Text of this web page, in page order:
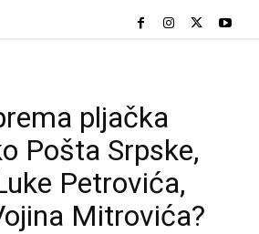
pljačka
Pošta Srpske,
Petrovića,
Mitrovića?